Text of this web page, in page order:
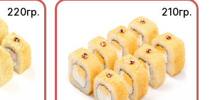
220гр. 210гр.